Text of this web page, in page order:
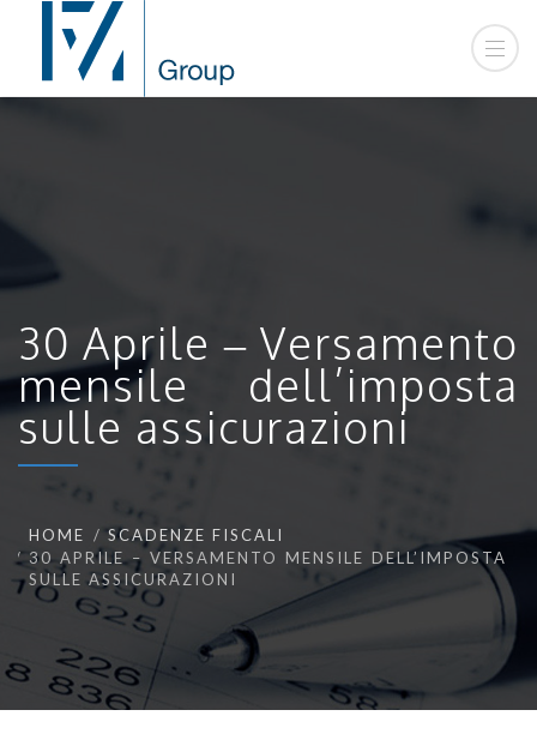
30 Aprile – Versamento
mensile dell’imposta
sulle assicurazioni
HOME
SCADENZE FISCALI
30 APRILE – VERSAMENTO MENSILE DELL’IMPOSTA
SULLE ASSICURAZIONI